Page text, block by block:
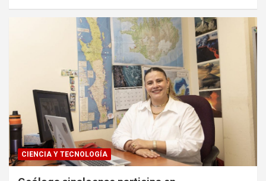
CIENCIA Y TECNOLOGÍA